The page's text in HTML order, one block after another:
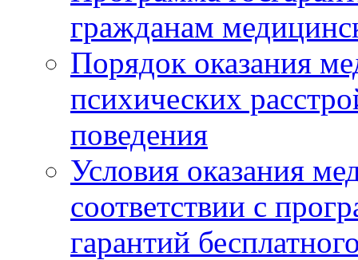
гражданам
Порядок оказания
психических
поведения
Условия оказания
соответствии с
гарантий